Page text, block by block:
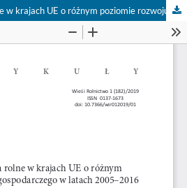
Duże gospodarstwa rolne w krajach UE o różnym poziomie rozwoju gospodarczego w latach 2005–2016